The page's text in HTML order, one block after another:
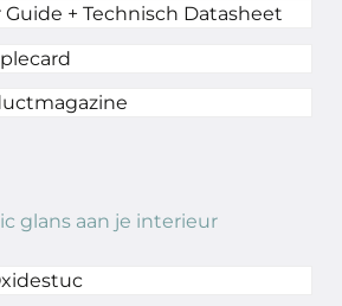
Guide + Technisch Datasheet
glans aan je interieur